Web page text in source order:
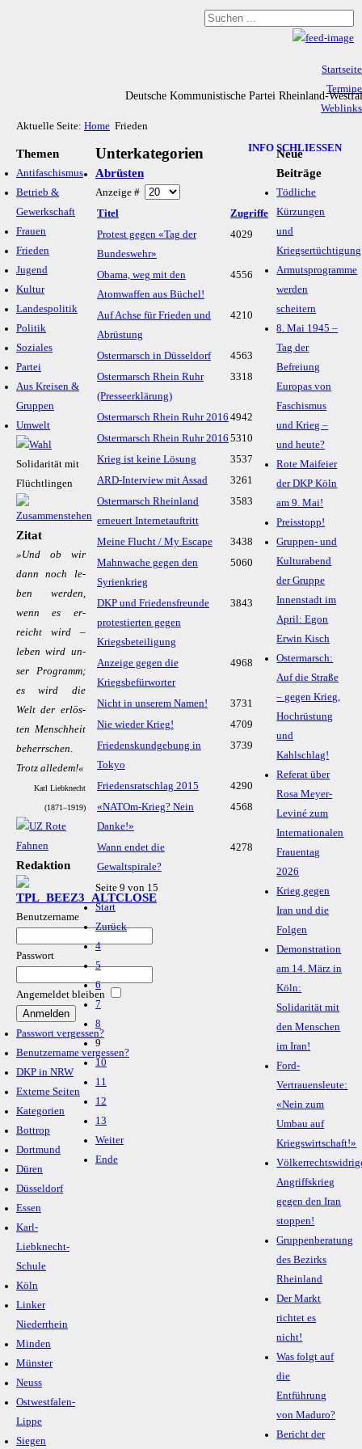
Deutsche Kommunistische Partei Rheinland-
Startseite
Termine
Weblinks
Impressum & Datenschutz
Aktuelle Seite: Home Frieden
Themen
Antifaschismus
Betrieb &
Gewerkschaft
Frauen
Frieden
Jugend
Kultur
Landespolitik
Politik
Soziales
Partei
Aus Kreisen &
Gruppen
Umwelt
Solidarität mit
Flüchtlingen
Zitat
»Und ob wir
dann noch le­
ben wer­den,
wenn es er­
reicht wird –
le­ben wird un­
ser Pro­gramm;
es wird die
Welt der er­lös­
ten Mensch­heit
be­herr­schen.
Trotz al­le­dem!«
Karl Liebknecht
(1871–1919)
Redaktion
Benutzername
Passwort
Angemeldet bleiben
Passwort vergessen?
Benutzername vergessen?
DKP in NRW
Externe Seiten
Kategorien
Bottrop
Dortmund
Düren
Düsseldorf
Essen
Karl-
Liebknecht-
Schule
Köln
Linker
Niederrhein
Minden
Münster
Neuss
Ostwestfalen-
Lippe
Siegen
Unterkategorien
Abrüsten
Anzeige #
Titel
Zugriffe
Protest gegen «Tag der
Bundeswehr»
4029
Obama, weg mit den
Atomwaffen aus Büchel!
4556
Auf Achse für Frieden und
Abrüstung
4210
Ostermarsch in Düsseldorf
4563
Ostermarsch Rhein Ruhr
(Presseerklärung)
3318
Ostermarsch Rhein Ruhr 2016 4942
Ostermarsch Rhein Ruhr 2016 5310
Krieg ist keine Lösung
3537
ARD-Interview mit Assad
3261
Ostermarsch Rheinland
erneuert Internetauftritt
3583
Meine Flucht / My Escape
3438
Mahnwache gegen den
Syrienkrieg
5060
DKP und Friedensfreunde
protestierten gegen
Kriegsbeteiligung
3843
Anzeige gegen die
Kriegsbefürworter
4968
Nicht in unserem Namen!
3731
Nie wieder Krieg!
4709
Friedenskundgebung in
Tokyo
3739
Friedensratschlag 2015
4290
«NATOm-Krieg? Nein
Danke!»
4568
Wann endet die
Gewaltspirale?
4278
Seite 9 von 15
Start
Zurück
4
5
6
7
8
9
10
11
12
13
Weiter
Ende
INFO SCHLIESSEN
Neue
Beiträge
Tödliche
Kürzungen
und
Kriegsertüchtigung
Armutsprogramme
werden
scheitern
8. Mai 1945 –
Tag der
Befreiung
Europas von
Faschismus
und Krieg –
und heute?
Rote Maifeier
der DKP Köln
am 9. Mai!
Preisstopp!
Gruppen- und
Kulturabend
der Gruppe
Innenstadt im
April: Egon
Erwin Kisch
Ostermarsch:
Auf die Straße
– gegen Krieg,
Hochrüstung
und
Kahlschlag!
Referat über
Rosa Meyer-
Leviné zum
Internationalen
Frauentag
2026
Krieg gegen
Iran und die
Folgen
Demonstration
am 14. März in
Köln:
Solidarität mit
den Menschen
im Iran!
Ford-
Vertrauensleute:
«Nein zum
Umbau auf
Kriegswirtschaft!»
Angriffskrieg
gegen den Iran
stoppen!
Gruppenberatung
des Bezirks
Rheinland
Der Markt
richtet es
nicht!
Was folgt auf
die
Entführung
von Maduro?
Bericht der